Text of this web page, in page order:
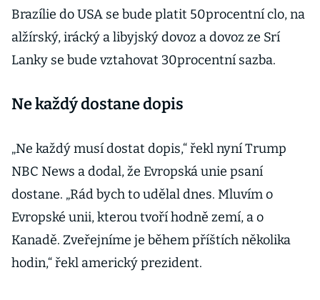
Brazílie do USA se bude platit 50procentní clo, na
alžírský, irácký a libyjský dovoz a dovoz ze Srí
Lanky se bude vztahovat 30procentní sazba.
Ne každý dostane dopis
„Ne každý musí dostat dopis,“ řekl nyní Trump
NBC News a dodal, že Evropská unie psaní
dostane. „Rád bych to udělal dnes. Mluvím o
Evropské unii, kterou tvoří hodně zemí, a o
Kanadě. Zveřejníme je během příštích několika
hodin,“ řekl americký prezident.